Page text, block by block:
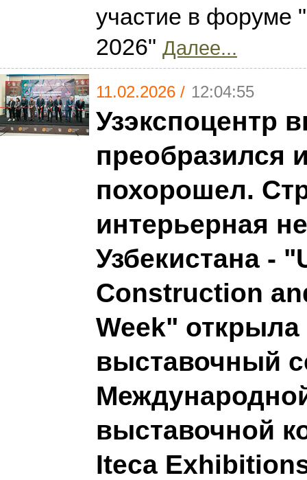
участие в форуме
2026" Далее...
11.02.2026 / 12:04:55
Узэкспоцентр
преобразился
похорошел.
интерьерная
Узбекистана -
Construction
Week" открыла
выставочный
выставочной
Iteca